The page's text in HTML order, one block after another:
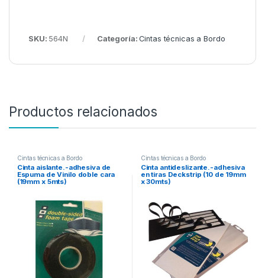
SKU: 564N Categoría:Cintas técnicas a Bordo
Productos relacionados
Cintas técnicas a Bordo
Cinta aislante.-adhesiva de
Espuma de Vinilo doble cara
(19mm x 5mts)
Cintas técnicas a Bordo
Cinta antideslizante.-adhesiva
en tiras Deckstrip (10 de 19mm
x 30mts)